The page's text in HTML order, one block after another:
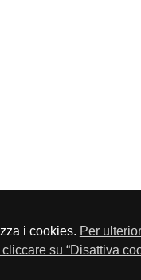
i cookies. Per
su “Disattiva
23076 - Fax 030-2304108